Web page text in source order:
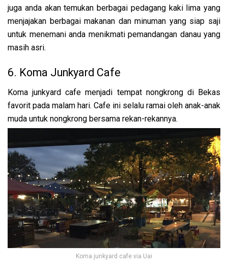
juga anda akan temukan berbagai pedagang kaki lima yang
menjajakan berbagai makanan dan minuman yang siap saji
untuk menemani anda menikmati pemandangan danau yang
masih asri.
6. Koma Junkyard Cafe
Koma junkyard cafe menjadi tempat nongkrong di Bekas
favorit pada malam hari. Cafe ini selalu ramai oleh anak-anak
muda untuk nongkrong bersama rekan-rekannya.
Koma junkyard cafe via Uai